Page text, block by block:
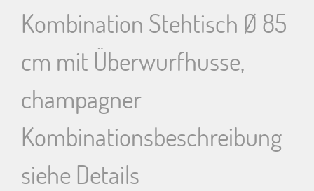
h
:
Kombination Stehtisch Ø 85
cm mit Überwurfhusse,
champagner
Kombinationsbeschreibung
siehe Details